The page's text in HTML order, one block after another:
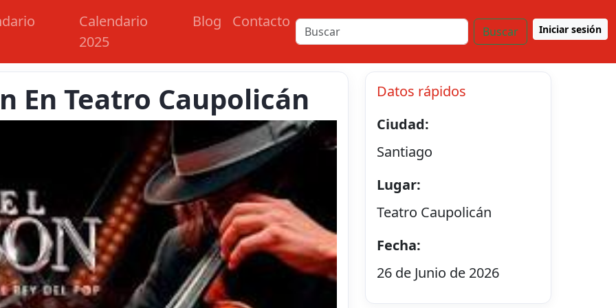
Calendario
2025
Blog Contacto
Buscar Iniciar sesión
En Teatro Caupolicán
Datos rápidos
Ciudad:
Santiago
Lugar:
Teatro Caupolicán
Fecha:
26 de Junio de 2026